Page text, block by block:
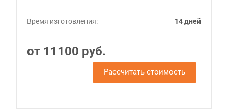
Время изготовления: 14 дней
от 11100 руб.
Рассчитать стоимость